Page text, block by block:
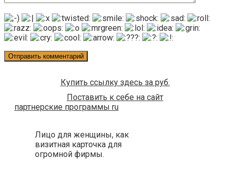
Купить ссылку здесь за руб.
Поставить к себе на сайт
партнерские программы ru
Лицо для женщины, как
визитная карточка для
огромной фирмы.